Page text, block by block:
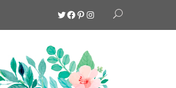
Twitter
Facebook
Pinterest
Instagram